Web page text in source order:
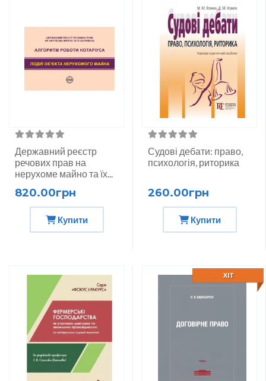
Державний реєстр
речових прав на
нерухоме майно та їх...
820.00грн
Купити
Судові дебати: право,
психологія, риторика
260.00грн
Купити
ХІТ